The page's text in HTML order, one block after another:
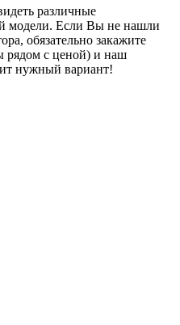
различные
модели. Если Вы не нашли
обязательно закажите
рядом с ценой) и наш
нужный вариант!